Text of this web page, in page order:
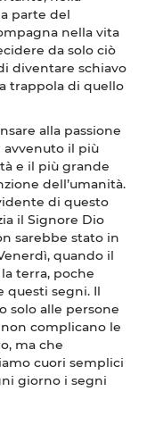
parte del
nella vita
da solo ciò
diventare schiavo
trappola di quello
alla passione
avvenuto il più
e il più grande
dell’umanità.
di questo
il Signore Dio
sarebbe stato in
quando il
terra, poche
questi segni. Il
solo alle persone
complicano le
ma che
cuori semplici
giorno i segni